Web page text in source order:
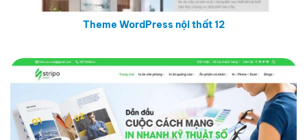
Theme WordPress nội thất 12